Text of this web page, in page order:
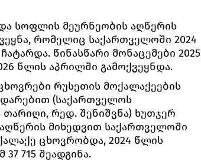
სოფლის მეურნეობის აღწერის
რომელიც საქართველოში 2024
წინასწარი მონაცემები 2025
წლის აპრილში გამოქვეყნდა.
რუსეთის მოქალაქეების
(საქართველოს
რედ. შენიშვნა) ხუთჯერ
მიხედვით საქართველოში
ცხოვრობდა, 2024 წლის
715 შეადგინა.